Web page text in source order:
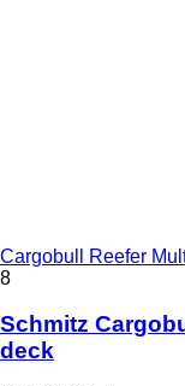
Cargobull Reefer
8
Schmitz
deck